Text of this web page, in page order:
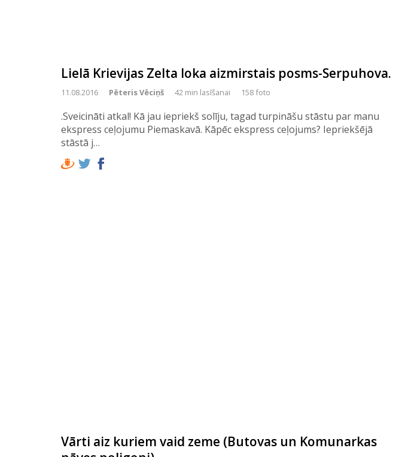
Lielā Krievijas Zelta loka aizmirstais posms-Serpuhova.
11.08.2016 Pēteris Vēciņš 42 min lasīšanai 158 foto
.Sveicināti atkal! Kā jau iepriekš solīju, tagad turpināšu stāstu par manu
ekspress ceļojumu Piemaskavā. Kāpēc ekspress ceļojums? Iepriekšējā
stāstā j…